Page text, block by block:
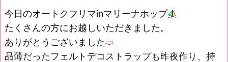
今日のオートクフリマinマリーナホップ
たくさんの方にお越しいただきました。
ありがとうございました
品薄だったフェルトデコストラップも昨夜作り、持